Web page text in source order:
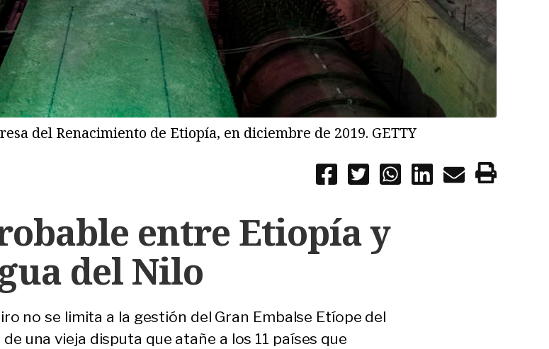
del Renacimiento de Etiopía, en diciembre de 2019. GETTY
entre Etiopía y
del Nilo
no se limita a la gestión del Gran Embalse Etíope del
una vieja disputa que atañe a los 11 países que